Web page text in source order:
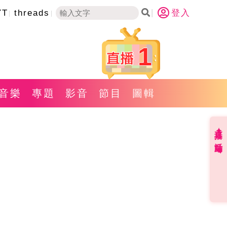
threads 登入
1
樂 專題 影音 節目 圖輯
直播✦活動